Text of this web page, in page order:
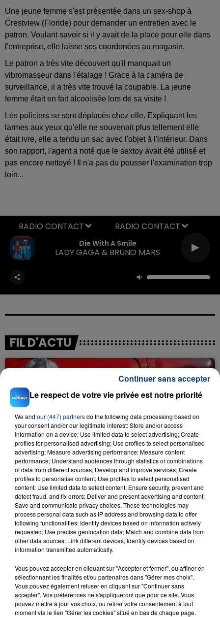
Une jeune femme s'est présentée dans un sex-shop à
Crestview (Floride) pour demander un entretien avec le
patron. Voulant savoir si il y avait de la place pour elle dans
l'entreprise, elle laisse ses coordonées au magasin.
Le patron a très vite découvert qu'il manquait un
vibromasseur dans l'étalage ! Grace à la caméra de
surveillance, il a très vite trouvé la coupable. La jeune
femme était en fait alcoolisée lors de sa visite !
Les policiers se sont déplacés chez elle. Expliquant les
larmes aux yeux qu'elle ne souvenait plus tellement elle
était ivre, elle a tendu un sac avec l'objet à l'intérieur. Dans
son rapport, l'agent a noté que le sextoy avait été utilisé et
pas encore nettoyé ! Il n'a pas du pousser l'examination trop
loin...
Die With A Smile
LADY GAGA & BRUNO MARS
RADIO CONTACT
FIL D'ACTU
23 juillet 2026
INCENDIE MORTEL À LENS : UNE FEMME ET
SON BÉBÉ ENTRE LA VIE ET LA...
Un homme s'est immolé par le feu après avoir
aspergé sa compagne et leur bébé de trois mois
d'un liquide inflammable.
UNE ADOLESCENTE DEVANT SE FAIRE
OPÉRER DE LA CHEVILLE RESSORT DE LA...
La famille a porté plainte contre la clinique qui a
reconnu sa responsabilité et présenté ses
Le respect de votre vie privée est notre priorité
We and our (447) partnersdo the following data processing based on
your consent and/or our legitimate interest: Store and/or access
information on a device; Use limited data to select advertising; Create
profiles for personalised advertising; Use profiles to select personalised
advertising; Measure advertising performance; Measure content
performance; Understand audiences through statistics or combinations
of data from different sources; Develop and improve services; Create
profiles to personalise content; Use profiles to select personalised
content; Use limited data to select content; Ensure security, prevent and
detect fraud, and fix errors; Deliver and present advertising and content;
Save and communicate privacy choices. These technologies may
process personal data such as IP address and browsing data to offer
following functionalities: Identify devices based on information actively
requested; Use precise geolocation data; Match and combine data from
other data sources; Link different devices; Identify devices based on
information transmitted automatically.
Vous pouvez accepter en cliquant sur "Accepter et fermer", ou affiner en
sélectionnant les finalités et/ou partenaires dans "Gérer mes choix".
Vous pouvez également refuser en cliquant sur "Continuer sans
accepter". Vos préférences ne s'appliqueront que pour ce site. Vous
pouvez mettre à jour vos choix, ou retirer votre consentement à tout
moment via le lien "Gérer les cookies" situé en bas de chaque page.
Continuer sans accepter